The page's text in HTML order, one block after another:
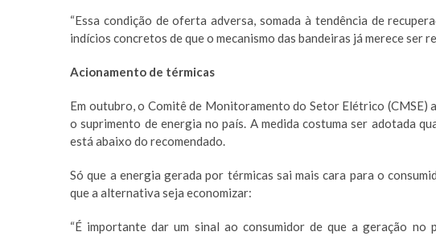
“Essa condição de oferta adversa, somada à tendência de
indícios concretos de que o mecanismo das bandeiras já merece ser
Acionamento de térmicas
Em outubro, o Comitê de Monitoramento do Setor Elétrico
o suprimento de energia no país. A medida costuma ser adotada
está abaixo do recomendado.
Só que a energia gerada por térmicas sai mais cara para o
que a alternativa seja economizar:
“É importante dar um sinal ao consumidor de que a geração